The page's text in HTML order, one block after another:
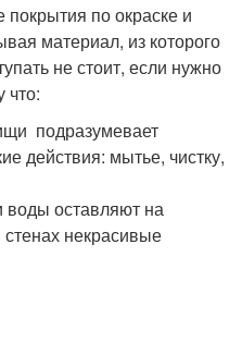
по окраске и
материал, из которого
не стоит, если нужно
что:
подразумевает
действия: мытье, чистку,
воды оставляют на
некрасивые